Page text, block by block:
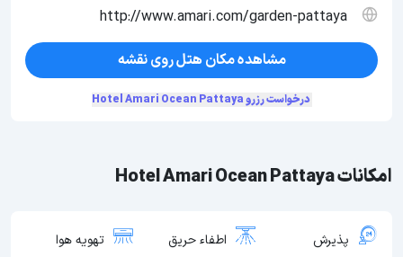
امکانات Hotel Amari Ocean Pattaya
پذیرش اطفاء حریق تهویه هوا
http://www.amari.com/garden-pattaya
مشاهده مکان هتل روی نقشه
درخواست رزرو Hotel Amari Ocean Pattaya